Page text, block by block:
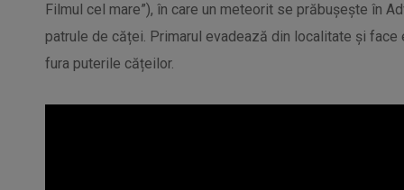
Filmul cel mare”), în care un meteorit se prăbușește în
patrule de căței. Primarul evadează din localitate și
fura puterile cățeilor.